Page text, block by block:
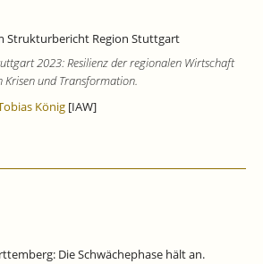
Strukturbericht Region Stuttgart
2023: Resilienz der regionalen Wirtschaft
und Transformation.
König[IAW]
Die Schwächephase hält an.